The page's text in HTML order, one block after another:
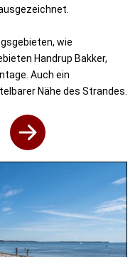
wie
Handrup Bakker,
Auch ein
Nähe des Strandes.